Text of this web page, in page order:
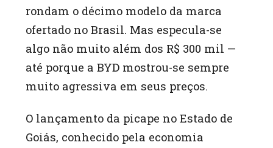
rondam o décimo modelo da marca
ofertado no Brasil. Mas especula-se
algo não muito além dos R$ 300 mil —
até porque a BYD mostrou-se sempre
muito agressiva em seus preços.
O lançamento da picape no Estado de
Goiás, conhecido pela economia